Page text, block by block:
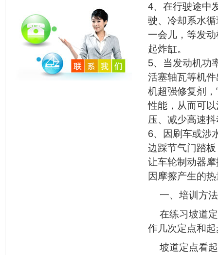
4、在行驶途中
驶、冷却系水
一会儿，等发
起炸缸。
5、当发动机功
活塞轴瓦等机
机超强修复剂
性能，从而可
压、减少高速
6、因刷车或涉
边踩节气门踏
让车轮制动器
因摩擦产生的
一、培训方法
在练习坡道
作几次定点和
坡道定点看